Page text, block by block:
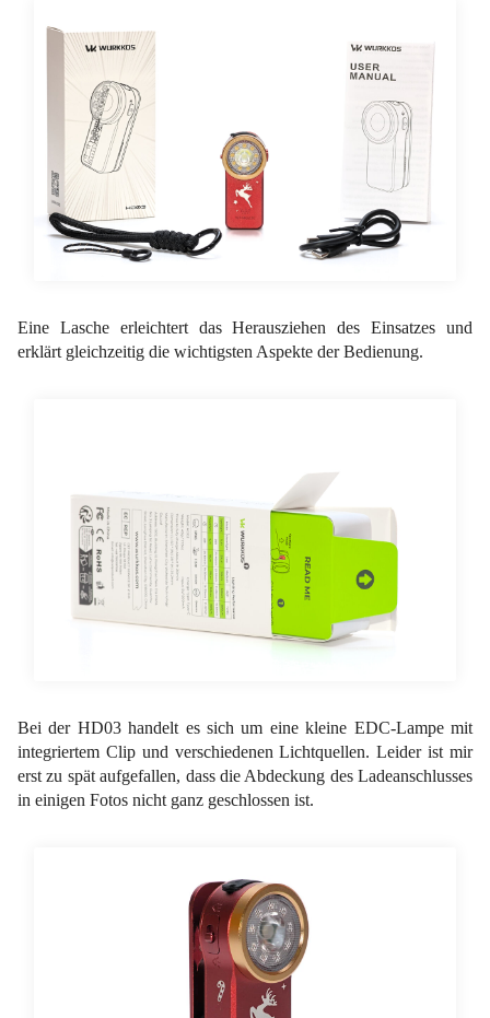
Eine Lasche erleichtert das Herausziehen des Einsatzes und
erklärt gleichzeitig die wichtigsten Aspekte der Bedienung.
Bei der HD03 handelt es sich um eine kleine EDC-Lampe mit
integriertem Clip und verschiedenen Lichtquellen. Leider ist mir
erst zu spät aufgefallen, dass die Abdeckung des Ladeanschlusses
in einigen Fotos nicht ganz geschlossen ist.